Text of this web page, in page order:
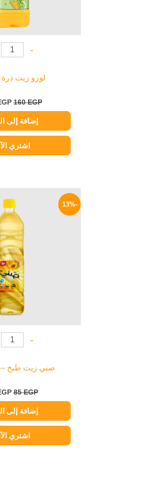
-
لورو زيت ذرة
160EGP
إضافة إلى
اشتري
-13%
-
صني زيت طبخ – 750 ملي
85EGP
هو:
85 EGP.
إضافة إلى
اشتري